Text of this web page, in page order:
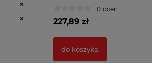
0 ocen
227,89 zł
do koszyka